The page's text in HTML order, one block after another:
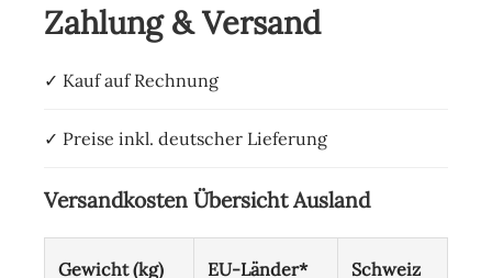
Zahlung & Versand
✓ Kauf auf Rechnung
✓ Preise inkl. deutscher Lieferung
Versandkosten Übersicht Ausland
Gewicht (kg) EU-Länder* Schweiz